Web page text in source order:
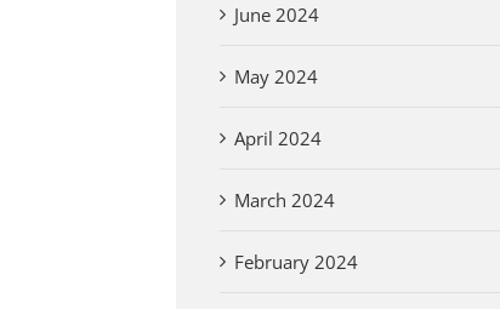
June 2024
May 2024
April 2024
March 2024
February 2024